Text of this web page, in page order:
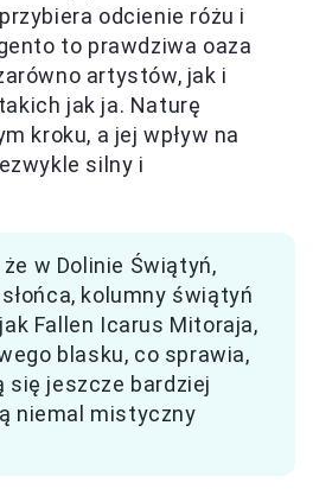
odcienie różu i
to prawdziwa oaza
artystów, jak i
jak ja. Naturę
kroku, a jej wpływ na
silny i
w Dolinie Świątyń,
kolumny świątyń
Fallen Icarus Mitoraja,
blasku, co sprawia,
się jeszcze bardziej
niemal mistyczny